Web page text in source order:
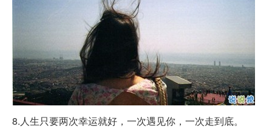
8.人生只要两次幸运就好，一次遇见你，一次走到底。